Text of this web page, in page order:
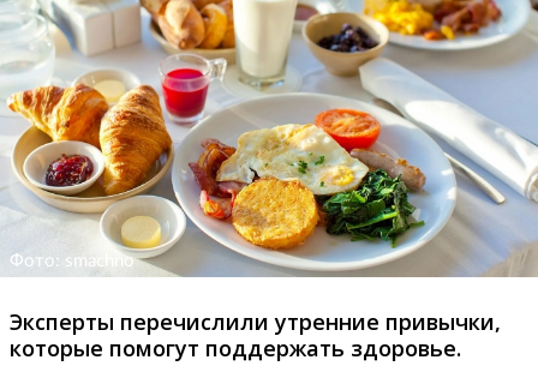
Фото: smachno
Эксперты перечислили утренние привычки,
которые помогут поддержать здоровье.